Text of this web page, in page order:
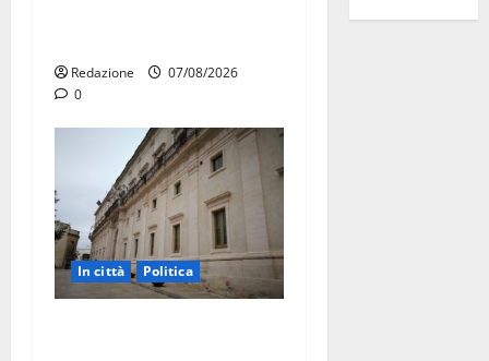
Redazione
07/08/2026
0
In città Politica